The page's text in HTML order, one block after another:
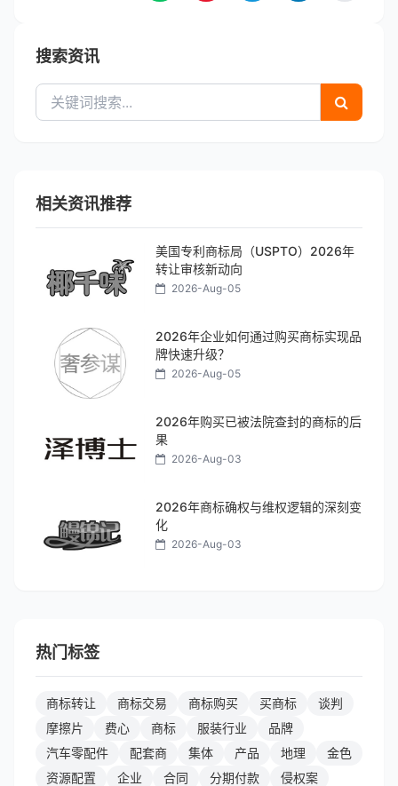
搜索资讯
相关资讯推荐
美国专利商标局（USPTO）2026年
转让审核新动向
2026-Aug-05
2026年企业如何通过购买商标实现品
牌快速升级？
2026-Aug-05
2026年购买已被法院查封的商标的后
果
2026-Aug-03
2026年商标确权与维权逻辑的深刻变
化
2026-Aug-03
热门标签
商标转让 商标交易 商标购买 买商标
谈判
摩擦片
费心 商标 服装行业
品牌
汽车零配件
配套商 集体 产品 地理
金色
资源配置
企业 合同 分期付款
侵权案